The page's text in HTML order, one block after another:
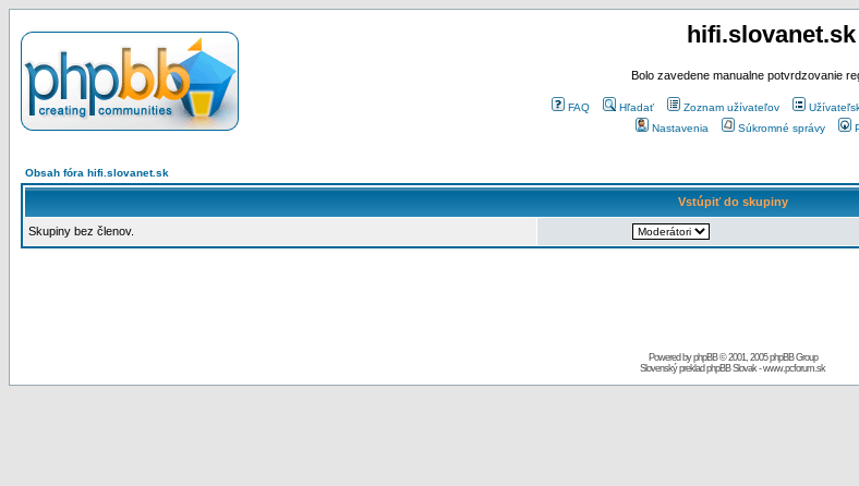
hifi.slovanet.sk
Bolo zavedene manualne potvrdzovanie
FAQ Hľadať Zoznam užívateľov
Nastavenia
Súkromné správy
Obsah fóra hifi.slovanet.sk
Vstúpiť do skupiny
Skupiny bez členov.
Powered byphpBB© 2001, 2005 phpBB Group
Slovenský preklad phpBB Slovak-www.pcforum.sk